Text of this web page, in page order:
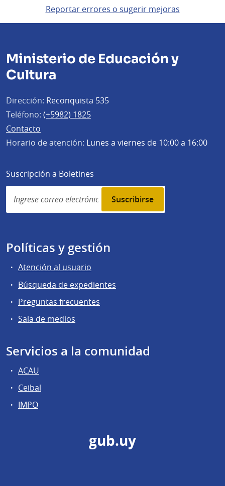
Reportar errores o sugerir mejoras
Ministerio de Educación y
Cultura
Dirección: Reconquista 535
Teléfono: (+5982) 1825
Contacto
Horario de atención: Lunes a viernes de 10:00 a 16:00
Suscripción a Boletines
Simplenews
subscription
Políticas y gestión
Atención al usuario
Búsqueda de expedientes
Preguntas frecuentes
Sala de medios
Servicios a la comunidad
ACAU
Ceibal
IMPO
gub.uy